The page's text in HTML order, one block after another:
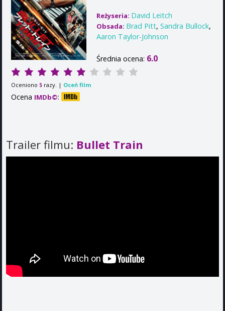
Reżyseria: David Leitch
Obsada: Brad Pitt, Sandra Bullock,
Aaron Taylor-Johnson
Średnia ocena: 6.0
Oceniono 5 razy. | Oceń film
Ocena IMDb©:
Trailer filmu: Bullet Train